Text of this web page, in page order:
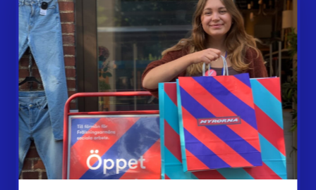
Webbshop
Butiker
Lämna in
Vårt överskott
Inlämningsplatser
Om Myrorna
Lediga jobb
Pressrum